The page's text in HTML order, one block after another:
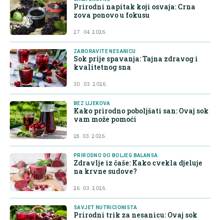
Prirodni napitak koji osvaja: Crna
zova ponovo u fokusu
27. 04. 2026.
ZABORAVITE NESANICU
Sok prije spavanja: Tajna zdravog i
kvalitetnog sna
30. 03. 2026.
BEZ LIJEKOVA
Kako prirodno poboljšati san: Ovaj sok
vam može pomoći
28. 03. 2026.
PRIRODNO DO BOLJEG BALANSA
Zdravlje iz čaše: Kako cvekla djeluje
na krvne sudove?
26. 03. 2026.
SAVJET NUTRICIONISTA
Prirodni trik za nesanicu: Ovaj sok